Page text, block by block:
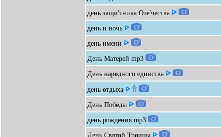
день защи'тника Оте'чества
день и ночь
день имени
День Матерей mp3
День народного единства
день отдыха
День Победы
день рождения mp3
День Святой Троицы